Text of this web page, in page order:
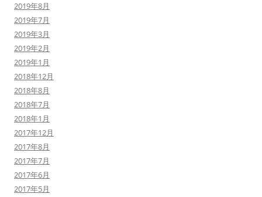
2019年8月
2019年7月
2019年3月
2019年2月
2019年1月
2018年12月
2018年8月
2018年7月
2018年1月
2017年12月
2017年8月
2017年7月
2017年6月
2017年5月